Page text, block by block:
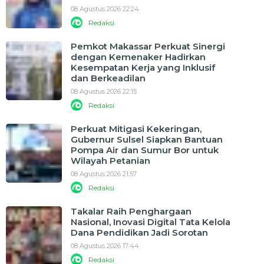
08 Agustus 2026 22:24
Redaksi
Pemkot Makassar Perkuat Sinergi
dengan Kemenaker Hadirkan
Kesempatan Kerja yang Inklusif
dan Berkeadilan
08 Agustus 2026 22:15
Redaksi
Perkuat Mitigasi Kekeringan,
Gubernur Sulsel Siapkan Bantuan
Pompa Air dan Sumur Bor untuk
Wilayah Petanian
08 Agustus 2026 21:57
Redaksi
Takalar Raih Penghargaan
Nasional, Inovasi Digital Tata Kelola
Dana Pendidikan Jadi Sorotan
08 Agustus 2026 17:44
Redaksi